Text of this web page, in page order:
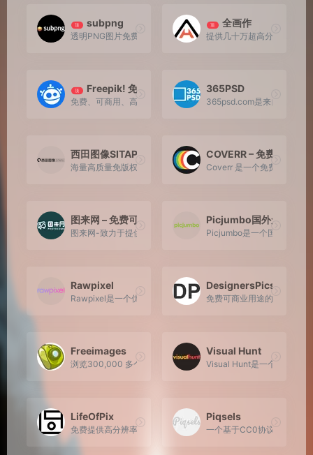
顶 subpng
透明PNG图片免费下载。免费，无限制，每日更新。
顶 全画作
提供几十万超高分辨率艺术
顶 Freepik! 免费矢量素材库
免费、可商用、高质量，一个基于素材库的搜索引擎站点，为设
365PSD
365psd.com是来自于国外
西田图像SITAPIX
海量高质量免版权图片素材/设计师素材/摄影图片。CC0协议免
COVERR – 免费可商用
Coverr 是一个免费可商用
图来网 – 免费可商用高清正版图片
图来网-致力于提供全球真正免费可商用的高清正版图片素材，
Picjumbo国外免费图库
Picjumbo是一个国外免费图
Rawpixel
Rawpixel是一个优秀的无版权可商用图片素材网站。他正在打
DesignersPics
免费可商业用途的高分辨率
Freeimages
浏览300,000 多个免费素材并快速找到心仪的免版税图像。下载
Visual Hunt
Visual Hunt是一个提供高品
LifeOfPix
免费提供高分辨率照片，个人和商业使用均无版权限制。每周新
Piqsels
一个基于CC0协议的免版税